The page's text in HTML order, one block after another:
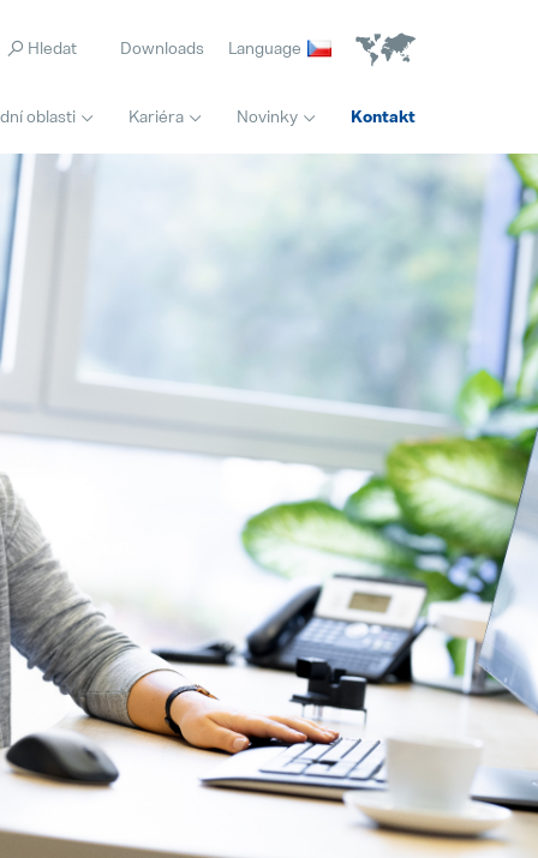
Naše zásady
Popular
Realizace
Popular
Trainee program
Popular
Pollmann is once again a “Leading Employer”
28. April 2025
Pollmann optimizes European production footprint
03. April 2025
Downloads Language
oblasti Kariéra Novinky Kontakt